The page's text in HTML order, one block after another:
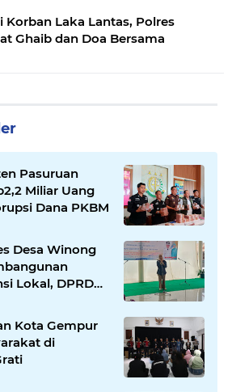
Laka Lantas, Polres
Ghaib dan Doa Bersama
Pasuruan
Miliar Uang
Dana PKBM
Desa Winong
Lokal, DPRD
Dihantam
Kota Gempur
di